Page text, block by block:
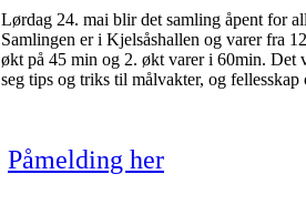
Lørdag 24. mai blir det samling åpent for
Samlingen er i Kjelsåshallen og varer fra
økt på 45 min og 2. økt varer i 60min. Det
seg tips og triks til målvakter, og
Påmelding her